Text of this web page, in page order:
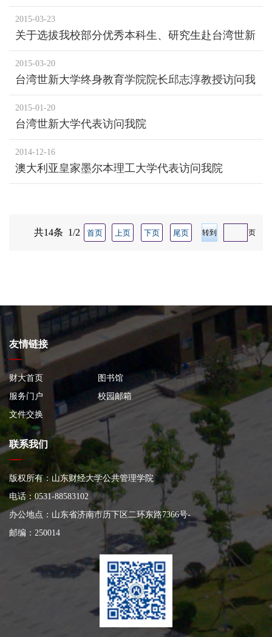
2015-03-23
关于选拔我校部分优秀本科生、研究生赴台湾世新
大学访学的通知
2015-03-20
台湾世新大学终身教育学院院长邱志淳教授访问我
院
2015-01-20
台湾世新大学代表访问我院
2014-12-16
澳大利亚皇家墨尔本理工大学代表访问我院
共14条 1/2 首页 上页 下页 尾页 页
友情链接
财大首页
图书馆
服务门户
校园邮箱
文件交换
联系我们
版权所有：山东财经大学公共管理学院
电话：0531-88583102
办公地点：山东省济南市历下区二环东路7366号-
邮编：250014